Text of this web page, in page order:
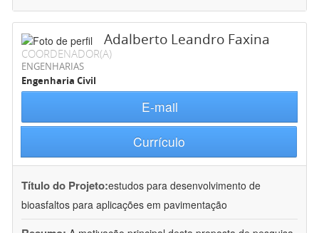
Adalberto Leandro Faxina
COORDENADOR(A)
ENGENHARIAS
Engenharia Civil
E-mail
Currículo
Título do Projeto:estudos para desenvolvimento de
bioasfaltos para aplicações em pavimentação